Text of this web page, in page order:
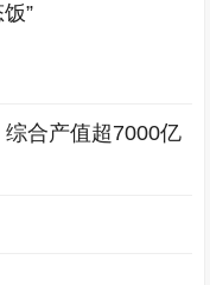
”
合产值超7000亿